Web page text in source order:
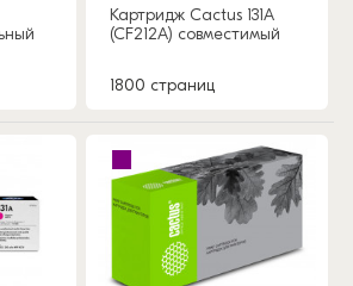
Картридж Cactus 131A
(CF212A) совместимый
1800 страниц